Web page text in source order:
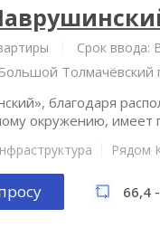
Срок ввода:
Толмачёвский
благодаря
окружению, имеет
Рядом
66,4